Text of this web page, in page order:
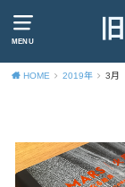
MENU
HOME 2019年 3月